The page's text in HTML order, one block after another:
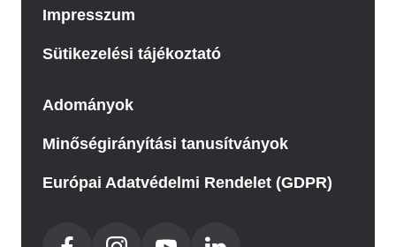
Impresszum
Sütikezelési tájékoztató
Adományok
Minőségirányítási tanusítványok
Európai Adatvédelmi Rendelet (GDPR)